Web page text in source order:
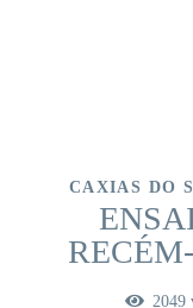
CAXIAS DO
2049